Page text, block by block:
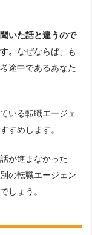
いた話と違うので
。 なぜならば、も
途中であるあなた
いる転職エージェ
すめします。
が進まなかった
の転職エージェン
しょう。